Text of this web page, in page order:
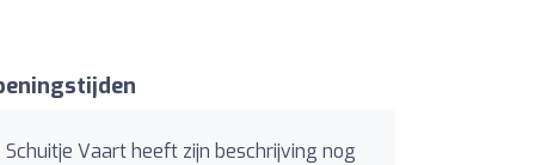
Schuitje Vaart heeft zijn beschrijving nog